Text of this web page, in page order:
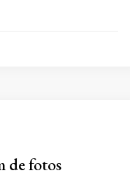
de fotos